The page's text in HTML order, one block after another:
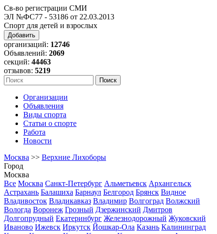
Св-во регистрации СМИ
ЭЛ №ФС77 - 53186 от 22.03.2013
Спорт для детей и взрослых
Добавить
организаций: 12746
Объявлений: 2069
секций: 44463
отзывов: 5219
Организации
Объявления
Виды спорта
Статьи о спорте
Работа
Новости
Москва >> Верхние Лихоборы
Город
Москва
Все Москва Санкт-Петербург Альметьевск Архангельск
Астрахань Балашиха Барнаул Белгород Брянск Видное
Владивосток Владикавказ Владимир Волгоград Волжский
Вологда Воронеж Грозный Дзержинский Дмитров
Долгопрудный Екатеринбург Железнодорожный Жуковский
Иваново Ижевск Иркутск Йошкар-Ола Казань Калининград